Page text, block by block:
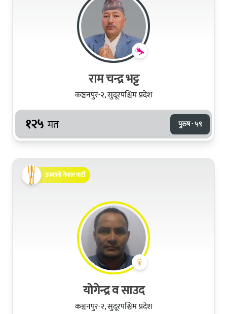
राम चन्द्र भट्ट
कञ्चनपुर-२, सुदूरपश्चिम प्रदेश
१२५ मत पुरुष · ५९
उज्यालो नेपाल पार्टी
योगेन्द्र व साउद
कञ्चनपुर-२, सुदूरपश्चिम प्रदेश